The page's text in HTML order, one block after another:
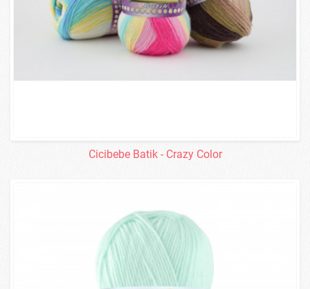
Cicibebe Batik - Crazy Color